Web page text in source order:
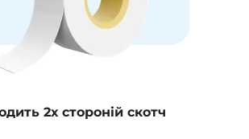
2х стороній скотч